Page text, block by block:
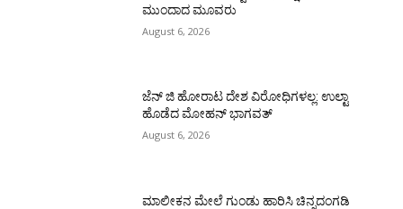
ಮುಂದಾದ ಮೂವರು
August 6, 2026
ಜೆನ್ ಜಿ ಹೋರಾಟ ದೇಶ ವಿರೋಧಿಗಳಲ್ಲ: ಉಲ್ಟಾ
ಹೊಡೆದ ಮೋಹನ್ ಭಾಗವತ್
August 6, 2026
ಮಾಲೀಕನ ಮೇಲೆ ಗುಂಡು ಹಾರಿಸಿ ಚಿನ್ನದಂಗಡಿ